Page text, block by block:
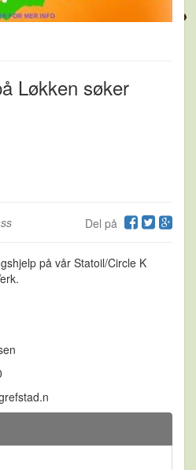
Løkken søker
Del på
på vår Statoil/Circle K